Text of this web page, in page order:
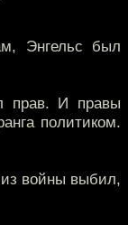
Энгельс был
прав. И правы
политиком.
войны выбил,